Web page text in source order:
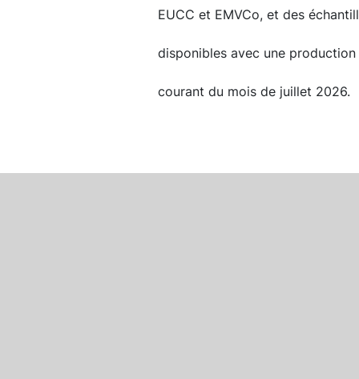
EUCC et EMVCo, et des
disponibles avec une
courant du mois de juillet 2026.